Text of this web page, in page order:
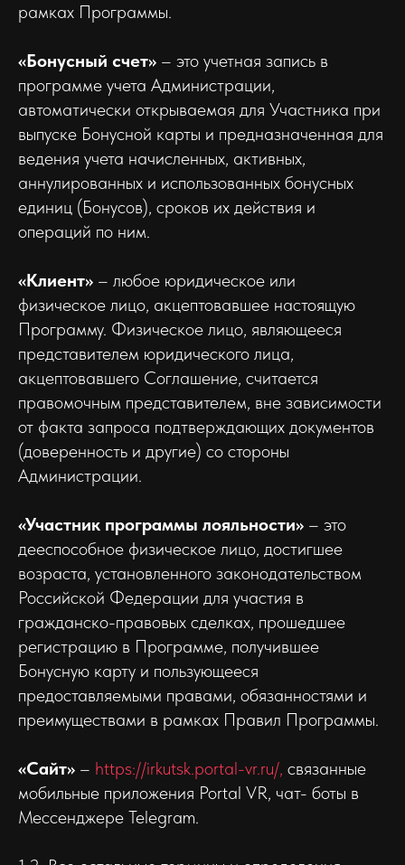
рамках Программы.
«Бонусный счет» – это учетная запись в
программе учета Администрации,
автоматически открываемая для Участника при
выпуске Бонусной карты и предназначенная для
ведения учета начисленных, активных,
аннулированных и использованных бонусных
единиц (Бонусов), сроков их действия и
операций по ним.
«Клиент» – любое юридическое или
физическое лицо, акцептовавшее настоящую
Программу. Физическое лицо, являющееся
представителем юридического лица,
акцептовавшего Соглашение, считается
правомочным представителем, вне зависимости
от факта запроса подтверждающих документов
(доверенность и другие) со стороны
Администрации.
«Участник программы лояльности» – это
дееспособное физическое лицо, достигшее
возраста, установленного законодательством
Российской Федерации для участия в
гражданско-правовых сделках, прошедшее
регистрацию в Программе, получившее
Бонусную карту и пользующееся
предоставляемыми правами, обязанностями и
преимуществами в рамках Правил Программы.
«Сайт» – https://irkutsk.portal-vr.ru/, связанные
мобильные приложения Portal VR, чат- боты в
Мессенджере Telegram.